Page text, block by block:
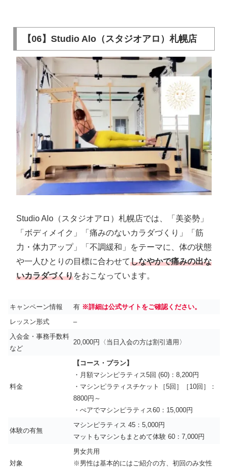
【06】Studio Alo（スタジオアロ）札幌店
Studio Alo（スタジオアロ）札幌店では、「美姿勢」
「ボディメイク」「痛みのないカラダづくり」「筋
力・体力アップ」「不調緩和」をテーマに、体の状態
や一人ひとりの目標に合わせてしなやかで痛みの出な
いカラダづくりをおこなっています。
キャンペーン情報 有 ※詳細は公式サイトをご確認ください。
レッスン形式
–
入会金・事務手数料
など
20,000円〈当日入会の方は割引適用〉
料金
【コース・プラン】
・月額マシンピラティス5回 (60)：8,200円
・マシンピラティスチケット［5回］［10回］：
8800円～
・ぺアでマシンピラティス60：15,000円
体験の有無
マシンピラティス 45：5,000円
マットもマシンもまとめて体験 60：7,000円
対象
男女共用
※男性は基本的にはご紹介の方、初回のみ女性